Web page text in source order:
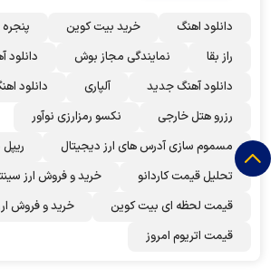
دانلود اهنگ خرید بیت کوین
راز بقا
نمایندگی مجاز بوش
دانلود
دانلود آهنگ جدید
آلپاری
دانلود
رزرو هتل خارجی
نکسو رمزارزی نوآور
مسموم سازی آدرس های ارز دیجیتال
تحلیل قیمت کاردانو
خرید و فروش ارز
قیمت لحظه ای بیت کوین
خرید و فروش
قیمت اتریوم امروز